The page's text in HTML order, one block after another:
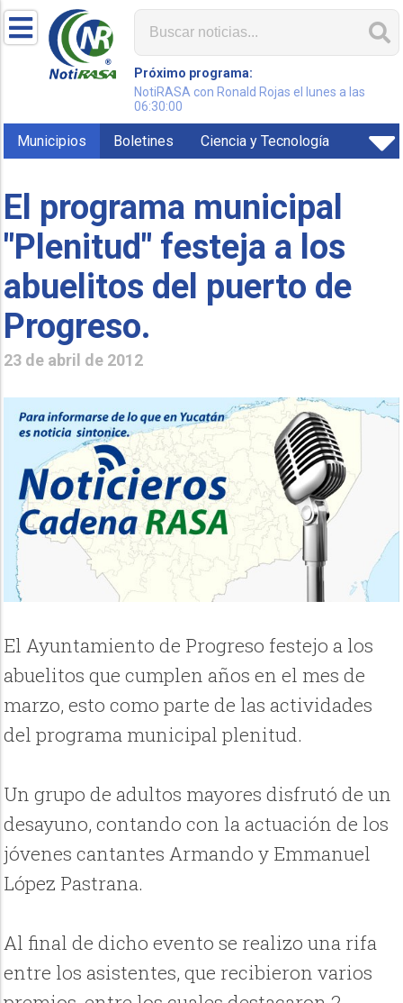
Próximo programa:
NotiRASA con Ronald Rojas el lunes a las
06:30:00
Municipios Boletines Ciencia y Tecnología
El programa municipal
"Plenitud" festeja a los
abuelitos del puerto de
Progreso.
23 de abril de 2012
El Ayuntamiento de Progreso festejo a los
abuelitos que cumplen años en el mes de
marzo, esto como parte de las actividades
del programa municipal plenitud.
Un grupo de adultos mayores disfrutó de un
desayuno, contando con la actuación de los
jóvenes cantantes Armando y Emmanuel
López Pastrana.
Al final de dicho evento se realizo una rifa
entre los asistentes, que recibieron varios